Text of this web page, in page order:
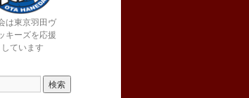
は東京羽田ヴ
キーズを応援
しています